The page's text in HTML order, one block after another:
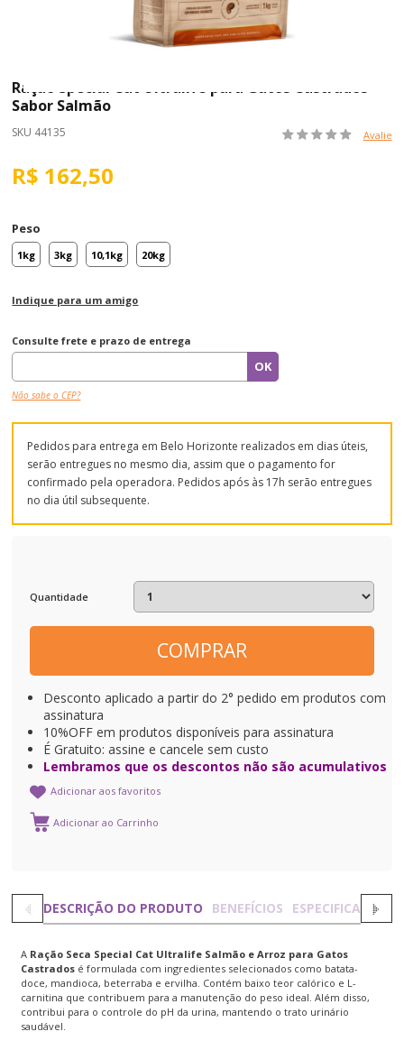
Ração Special Cat Ultralife para Gatos Castrados
Sabor Salmão
SKU 44135 Avalie
R$ 162,50
Peso
1kg 3kg 10,1kg 20kg
Indique para um amigo
Consulte frete e prazo de entrega
Não sabe o CEP?
Pedidos para entrega em Belo Horizonte realizados em dias úteis,
serão entregues no mesmo dia, assim que o pagamento for
confirmado pela operadora. Pedidos após às 17h serão entregues
no dia útil subsequente.
Quantidade
COMPRAR
Desconto aplicado a partir do 2° pedido em produtos com
assinatura
10%OFF em produtos disponíveis para assinatura
É Gratuito: assine e cancele sem custo
Lembramos que os descontos não são acumulativos
Adicionar aos favoritos
DESCRIÇÃO DO PRODUTO BENEFÍCIOS ESPECIFICAÇÕES
A Ração Seca Special Cat Ultralife Salmão e Arroz para Gatos
Castrados é formulada com ingredientes selecionados como batata-
doce, mandioca, beterraba e ervilha. Contém baixo teor calórico e L-
carnitina que contribuem para a manutenção do peso ideal. Além disso,
contribui para o controle do pH da urina, mantendo o trato urinário
saudável.